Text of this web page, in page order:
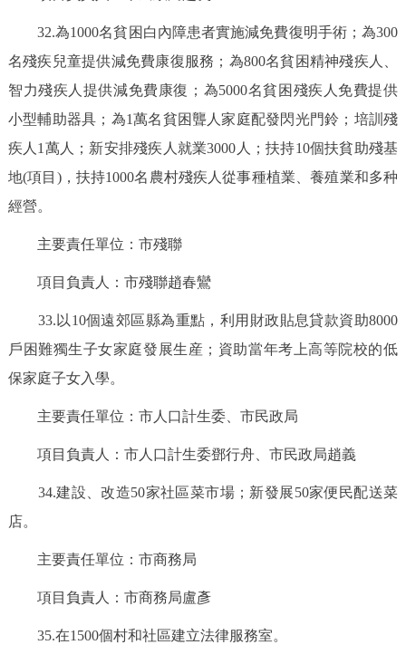
32.為1000名貧困白內障患者實施減免費復明手術；為300
名殘疾兒童提供減免費康復服務；為800名貧困精神殘疾人、
智力殘疾人提供減免費康復；為5000名貧困殘疾人免費提供
小型輔助器具；為1萬名貧困聾人家庭配發閃光門鈴；培訓殘
疾人1萬人；新安排殘疾人就業3000人；扶持10個扶貧助殘基
地(項目)，扶持1000名農村殘疾人從事種植業、養殖業和多种
經營。
主要責任單位：市殘聯
項目負責人：市殘聯趙春鸞
33.以10個遠郊區縣為重點，利用財政貼息貸款資助8000
戶困難獨生子女家庭發展生産；資助當年考上高等院校的低
保家庭子女入學。
主要責任單位：市人口計生委、市民政局
項目負責人：市人口計生委鄧行舟、市民政局趙義
34.建設、改造50家社區菜市場；新發展50家便民配送菜
店。
主要責任單位：市商務局
項目負責人：市商務局盧彥
35.在1500個村和社區建立法律服務室。